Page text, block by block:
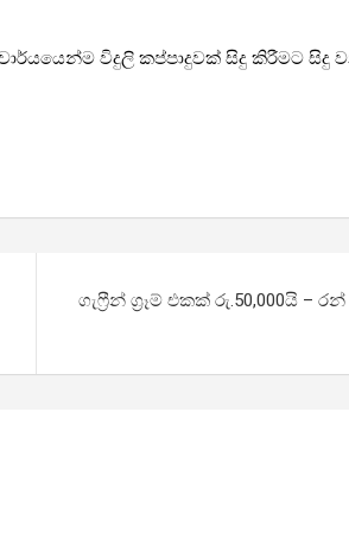
විදුලි කප්පාදුවක් සිදු කිරීමට සිදු
ගැෆ්‍රීන් ග්‍රෑම් එකක් රු.50,000යි –